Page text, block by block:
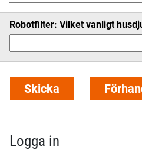
Robotfilter: Vilket vanligt
Logga in